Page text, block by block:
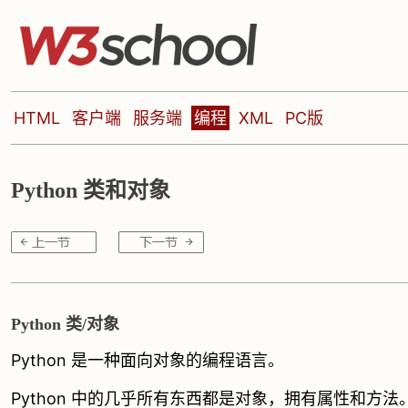
HTML 客户端 服务端 编程 XML PC版
Python 类和对象
Python 类/对象
Python 是一种面向对象的编程语言。
Python 中的几乎所有东西都是对象，拥有属性和方法